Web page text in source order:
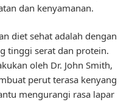
dan kenyamanan.
diet sehat adalah dengan
tinggi serat dan protein.
oleh Dr. John Smith,
perut terasa kenyang
mengurangi rasa lapar